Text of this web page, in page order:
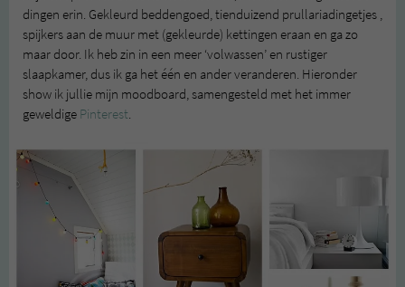
dingen erin. Gekleurd beddengoed, tienduizend prullariadingetjes ,
spijkers aan de muur met (gekleurde) kettingen eraan en ga zo
maar door. Ik heb zin in een meer ‘volwassen’ en rustiger
slaapkamer, dus ik ga het één en ander veranderen. Hieronder
show ik jullie mijn moodboard, samengesteld met het immer
geweldige Pinterest.